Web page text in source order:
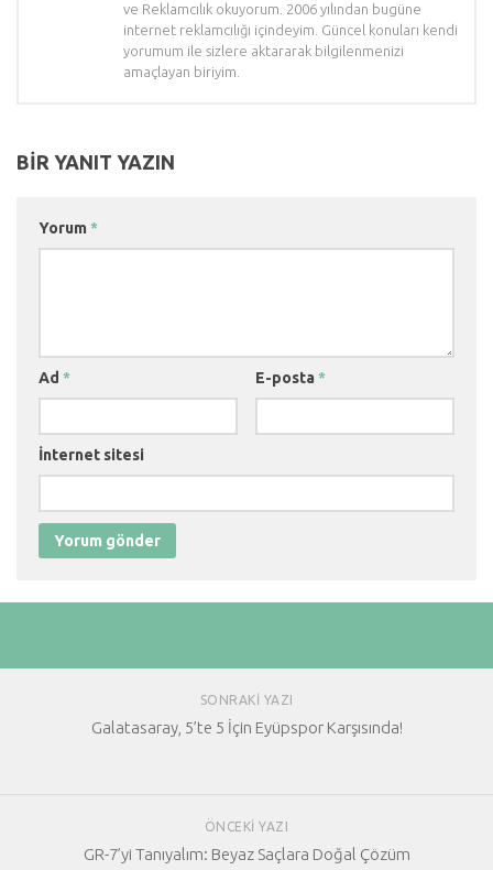
ve Reklamcılık okuyorum. 2006 yılından bugüne
internet reklamcılığı içindeyim. Güncel konuları kendi
yorumum ile sizlere aktararak bilgilenmenizi
amaçlayan biriyim.
BIR YANIT YAZIN
Yorum *
Ad * E-posta *
İnternet sitesi
SONRAKI YAZI
Galatasaray, 5’te 5 İçin Eyüpspor Karşısında!
ÖNCEKI YAZI
GR-7’yi Tanıyalım: Beyaz Saçlara Doğal Çözüm